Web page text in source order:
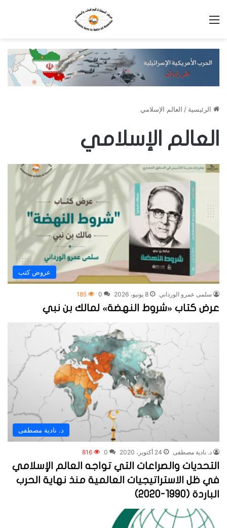
الرئيسية / العالم الإسلامي
العالم الإسلامي
عروض كتب
سلمى عمرو الورداني 8 يونيو، 2026 0
185
عرض كتاب «شروط النهضة» لمالك بن نبي
د. نادية مصطفى
د. نادية مصطفى 24 أكتوبر، 2020 0
816
التحديات والصراعات التي تواجه العالم الإسلامي
في ظل الاستراتيجيات العالمية منذ نهاية الحرب
الباردة (1990-2020)